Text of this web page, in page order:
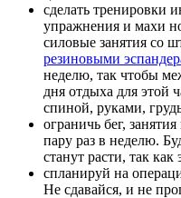
сделать тренировки
упражнения и махи
силовые занятия со
резиновыми
неделю, так чтобы
дня отдыха для этой
спиной, руками,
ограничь бег,
пару раз в неделю.
станут расти, так как
спланируй на
Не сдавайся, и не